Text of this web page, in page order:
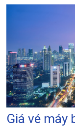
hành
Giá vé máy